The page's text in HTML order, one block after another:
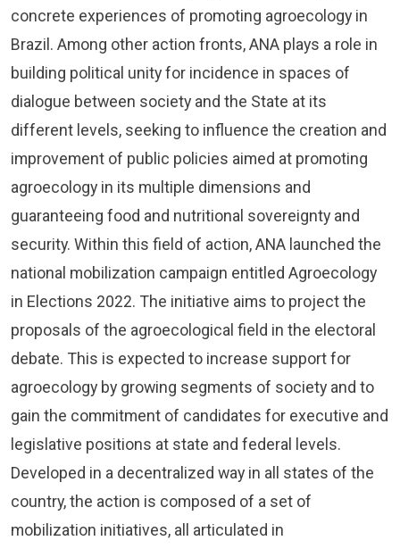
concrete experiences of promoting agroecology in
Brazil. Among other action fronts, ANA plays a role in
building political unity for incidence in spaces of
dialogue between society and the State at its
different levels, seeking to influence the creation and
improvement of public policies aimed at promoting
agroecology in its multiple dimensions and
guaranteeing food and nutritional sovereignty and
security. Within this field of action, ANA launched the
national mobilization campaign entitled Agroecology
in Elections 2022. The initiative aims to project the
proposals of the agroecological field in the electoral
debate. This is expected to increase support for
agroecology by growing segments of society and to
gain the commitment of candidates for executive and
legislative positions at state and federal levels.
Developed in a decentralized way in all states of the
country, the action is composed of a set of
mobilization initiatives, all articulated in